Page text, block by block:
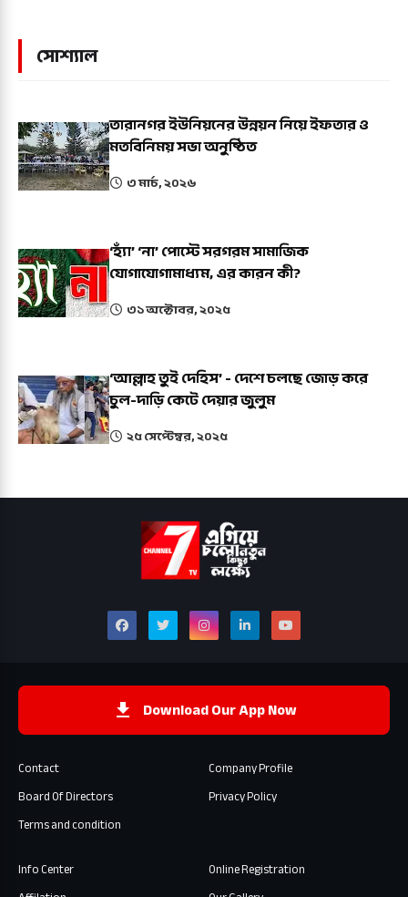
সোশ্যাল
তারানগর ইউনিয়নের উন্নয়ন নিয়ে ইফতার ও
মতবিনিময় সভা অনুষ্ঠিত
৩ মার্চ, ২০২৬
‘হ্যাঁ’ ‘না’ পোস্টে সরগরম সামাজিক
যোগাযোগামাধ্যম, এর কারন কী?
৩১ অক্টোবর, ২০২৫
‘আল্লাহ তুই দেহিস’ - দেশে চলছে জোড় করে
চুল-দাড়ি কেটে দেয়ার জুলুম
২৫ সেপ্টেম্বর, ২০২৫
Download Our App Now
Contact
Company Profile
Board Of Directors
Privacy Policy
Terms and condition
Info Center
Online Registration